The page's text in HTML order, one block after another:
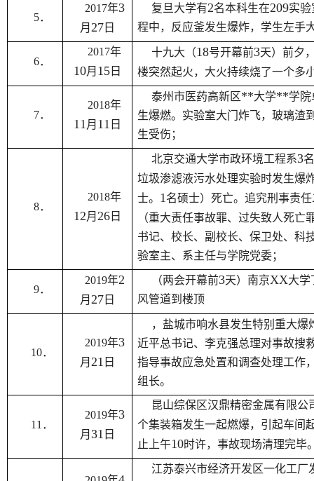
5．
2017年3
月 27 日
复旦大学有2名本科生在209实
程中，反应釜发生爆炸，学生左手
6．
2017年
10月 15 日
十九大（18号开幕前3天）前夕
楼突然起火，大火持续烧了一个多
7．
2018年
11月 11 日
泰州市医药高新区**大学**学
生爆燃。实验室大门炸飞，玻璃渣
生受伤；
8．
2018年
12月 26 日
北京交通大学市政环境工程系3
垃圾渗滤液污水处理实验时发生爆
士。 1名硕士）死亡。追究刑事责
（重大责任事故罪、过失致人死
书记、校长、副校长、保卫处、科
验室主、系主任与学院党委；
9．
2019年2
月 27 日
（两会开幕前3天）南京XX大学
风管道到楼顶
10．
2019年3
月 21 日
，盐城市响水县发生特别重大爆
近平总书记、李克强总理对事故搜
指导事故应急处置和调查处理工作
组长。
11 ．
2019年3
月 31 日
昆山综保区汉鼎精密金属有限
个集装箱发生一起燃爆，引起车间
止上午10时许，事故现场清理完毕
江苏泰兴市经济开发区一化工厂